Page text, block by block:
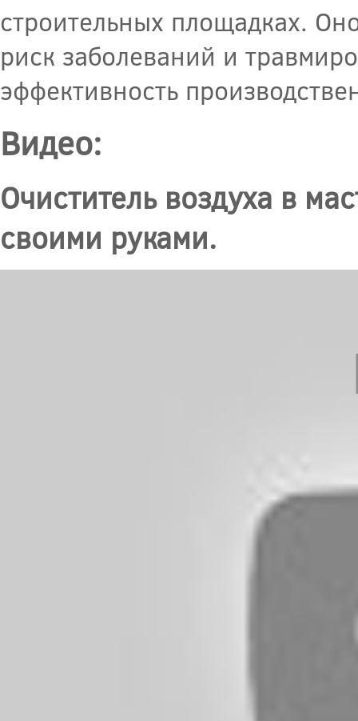
строительных площадках.
риск заболеваний и
эффективность
Видео:
Очиститель воздуха в
своими руками.